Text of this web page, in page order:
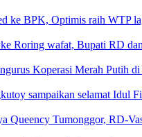
ke BPK, Optimis raih WTP
Roring wafat, Bupati RD
Koperasi Merah Putih
sampaikan selamat Idul
Queency Tumonggor, RD-